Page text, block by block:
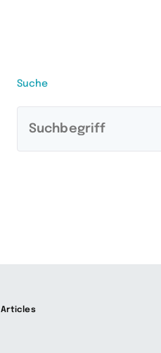
Suche
Articles